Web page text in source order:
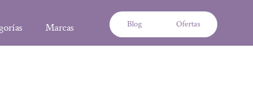
Marcas Blog Ofertas